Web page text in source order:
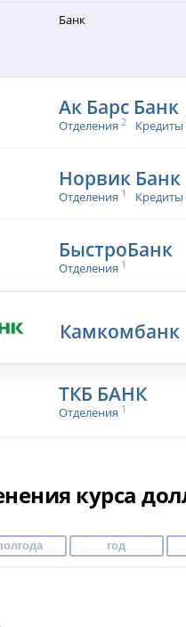
Банк
Ак Барс Банк
Отделения 2 Кредиты
Норвик Банк
Отделения 1 Кредиты
БыстроБанк
Отделения 1
Камкомбанк
ТКБ БАНК
Отделения 1
курса
год